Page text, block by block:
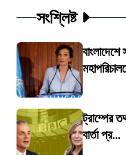
সংশ্লিষ্ট
ট্রাম্পের
বার্তা প্র...